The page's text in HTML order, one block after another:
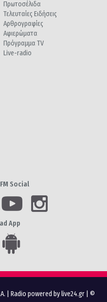
Πρωτοσέλιδα
Τελευταίες Ειδήσεις
Αρθρογραφίες
Αφιερώματα
Πρόγραμμα TV
Live-radio
Social
App
Radio powered by live24.gr | ©